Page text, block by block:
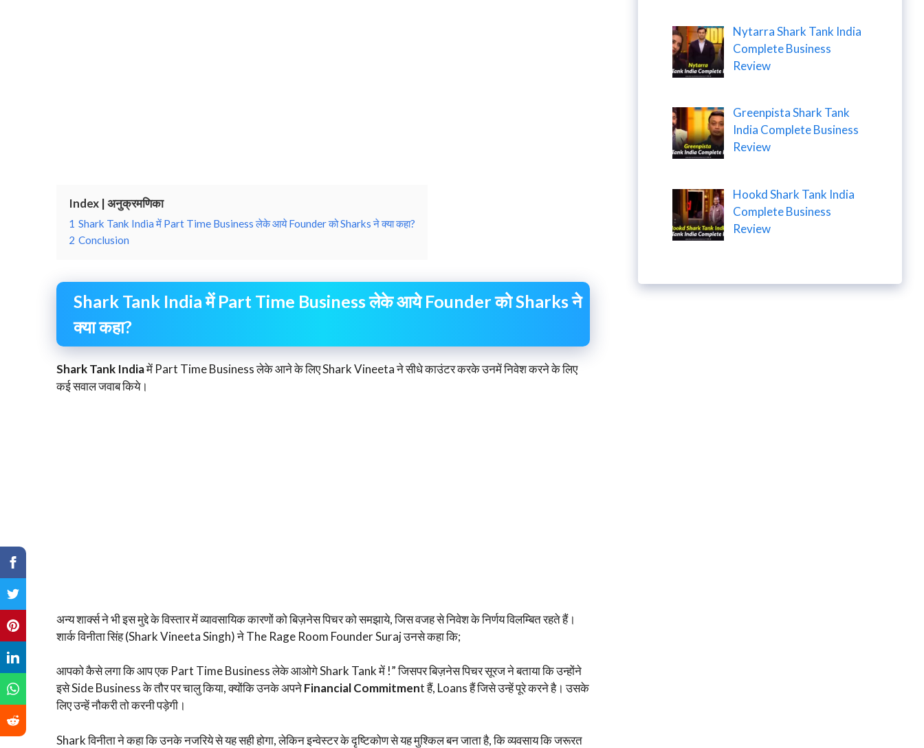
Index | अनुक्रमणिका
1 Shark Tank India में Part Time Business लेके आये Founder को Sharks ने क्या कहा?
2 Conclusion
Shark Tank India में Part Time Business लेके आये Founder को Sharks ने
क्या कहा?
Shark Tank Indiaमें Part Time Business लेके आने के लिए Shark Vineeta ने सीधे काउंटर करके उनमें निवेश करने के लिए
कई सवाल जवाब किये।
अन्य शार्क्स ने भी इस मुद्दे के विस्तार में व्यावसायिक कारणों को बिज़नेस पिचर को समझाये, जिस वजह से निवेश के निर्णय विलम्बित रहते हैं।
शार्क विनीता सिंह (Shark Vineeta Singh) ने The Rage Room Founder Suraj उनसे कहा कि;
आपको कैसे लगा कि आप एक Part Time Business लेके आओगे Shark Tank में !” जिसपर बिज़नेस पिचर सूरज ने बताया कि उन्होंने
इसे Side Business के तौर पर चालु किया, क्योंकि उनके अपनेFinancial Commitment हैं, Loans हैं जिसे उन्हें पूरे करने है। उसके
लिए उन्हें नौकरी तो करनी पड़ेगी।
Shark विनीता ने कहा कि उनके नजरिये से यह सही होगा, लेकिन इन्वेस्टर के दृष्टिकोण से यह मुश्किल बन जाता है, कि व्यवसाय कि जरूरत
Nytarra Shark Tank India
Complete Business
Review
Greenpista Shark Tank
India Complete Business
Review
Hookd Shark Tank India
Complete Business
Review